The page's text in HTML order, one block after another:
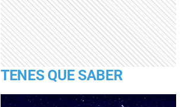
TENES QUE SABER